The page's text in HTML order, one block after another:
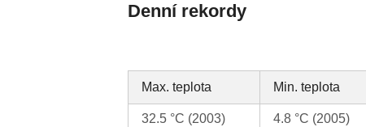
Denní rekordy
Max. teplota Min. teplota
32.5 °C (2003) 4.8 °C (2005)